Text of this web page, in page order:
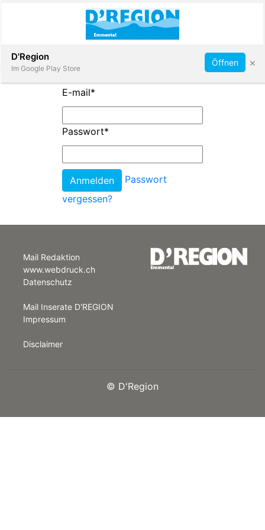
App
Abonnieren
E-mail*
Passwort*
Passwort
vergessen?
Mail Redaktion
www.webdruck.ch
Datenschutz
Mail Inserate D'REGION
Impressum
Disclaimer
© D'Region
D'Region
Im Google Play Store
Öffnen ×